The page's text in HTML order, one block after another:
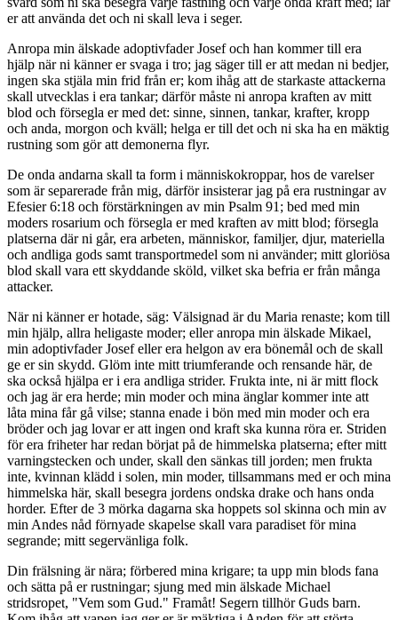
er att använda det och ni skall leva i seger.
Anropa min älskade adoptivfader Josef och han kommer till era
hjälp när ni känner er svaga i tro; jag säger till er att medan ni bedjer,
ingen ska stjäla min frid från er; kom ihåg att de starkaste attackerna
skall utvecklas i era tankar; därför måste ni anropa kraften av mitt
blod och försegla er med det: sinne, sinnen, tankar, krafter, kropp
och anda, morgon och kväll; helga er till det och ni ska ha en mäktig
rustning som gör att demonerna flyr.
De onda andarna skall ta form i människokroppar, hos de varelser
som är separerade från mig, därför insisterar jag på era rustningar av
Efesier 6:18 och förstärkningen av min Psalm 91; bed med min
moders rosarium och försegla er med kraften av mitt blod; försegla
platserna där ni går, era arbeten, människor, familjer, djur, materiella
och andliga gods samt transportmedel som ni använder; mitt gloriösa
blod skall vara ett skyddande sköld, vilket ska befria er från många
attacker.
När ni känner er hotade, säg: Välsignad är du Maria renaste; kom till
min hjälp, allra heligaste moder; eller anropa min älskade Mikael,
min adoptivfader Josef eller era helgon av era bönemål och de skall
ge er sin skydd. Glöm inte mitt triumferande och rensande här, de
ska också hjälpa er i era andliga strider. Frukta inte, ni är mitt flock
och jag är era herde; min moder och mina änglar kommer inte att
låta mina får gå vilse; stanna enade i bön med min moder och era
bröder och jag lovar er att ingen ond kraft ska kunna röra er. Striden
för era friheter har redan börjat på de himmelska platserna; efter mitt
varningstecken och under, skall den sänkas till jorden; men frukta
inte, kvinnan klädd i solen, min moder, tillsammans med er och mina
himmelska här, skall besegra jordens ondska drake och hans onda
horder. Efter de 3 mörka dagarna ska hoppets sol skinna och min av
min Andes nåd förnyade skapelse skall vara paradiset för mina
segrande; mitt segervänliga folk.
Din frälsning är nära; förbered mina krigare; ta upp min blods fana
och sätta på er rustningar; sjung med min älskade Michael
stridsropet, "Vem som Gud." Framåt! Segern tillhör Guds barn.